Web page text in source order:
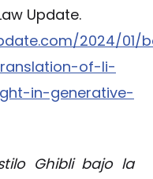
Update.
2024/01/
of-li-
in-generative-
Ghibli bajo la